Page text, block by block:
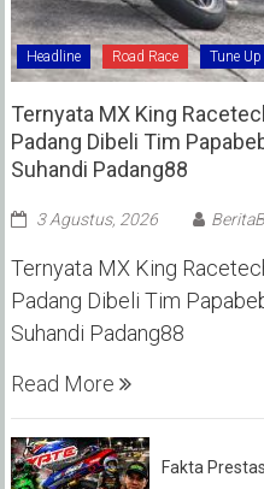
Headline Road Race Tune Up
Ternyata MX King
Padang Dibeli Tim
Suhandi Padang88
3 Agustus, 2026
Ternyata MX King
Padang Dibeli Tim
Suhandi Padang88
Read More
Fakta